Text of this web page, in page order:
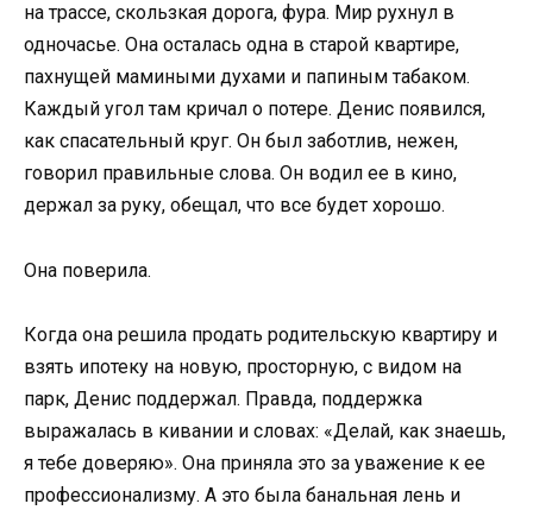
на трассе, скользкая дорога, фура. Мир рухнул в
одночасье. Она осталась одна в старой квартире,
пахнущей мамиными духами и папиным табаком.
Каждый угол там кричал о потере. Денис появился,
как спасательный круг. Он был заботлив, нежен,
говорил правильные слова. Он водил ее в кино,
держал за руку, обещал, что все будет хорошо.
Она поверила.
Когда она решила продать родительскую квартиру и
взять ипотеку на новую, просторную, с видом на
парк, Денис поддержал. Правда, поддержка
выражалась в кивании и словах: «Делай, как знаешь,
я тебе доверяю». Она приняла это за уважение к ее
профессионализму. А это была банальная лень и